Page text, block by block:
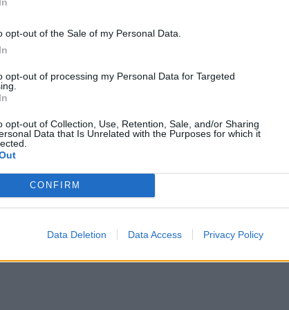
opt-out of the Sale of my Personal Data.
opt-out of processing my Personal Data for Targeted
opt-out of Collection, Use, Retention, Sale, and/or Sharing
Data that Is Unrelated with the Purposes for which it
CONFIRM
Data Deletion Data Access Privacy Policy
Πώς επηρεάζεται το
– Πώς να προστατευτείτε
δημοσιεύθηκε στο περιοδικό
στη σκόνη της ερήμου μπορεί να